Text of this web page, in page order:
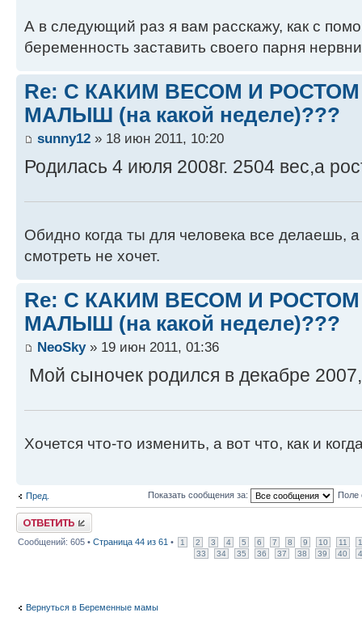
А в следующий раз я вам расскажу, как с
беременность заставить своего парня
Re: С КАКИМ ВЕСОМ И
МАЛЫШ (на какой неделе)???
sunny12 » 18 июн 2011, 10:20
Родилась 4 июля 2008г. 2504 вес,а
Обидно когда ты для человека все делаешь,
смотреть не хочет.
Re: С КАКИМ ВЕСОМ И
МАЛЫШ (на какой неделе)???
NeoSky» 19 июн 2011, 01:36
Мой сыночек родился в декабре
Хочется что-то изменить, а вот что, как и
Пред. Показать сообщения за: Поле
Ответить
Сообщений: 605 • Страница 44 из 61 • 1 2 3 4 5 6 7 8 9 10 11
33
34 35 36 37 38 39 40
Вернуться в Беременные мамы